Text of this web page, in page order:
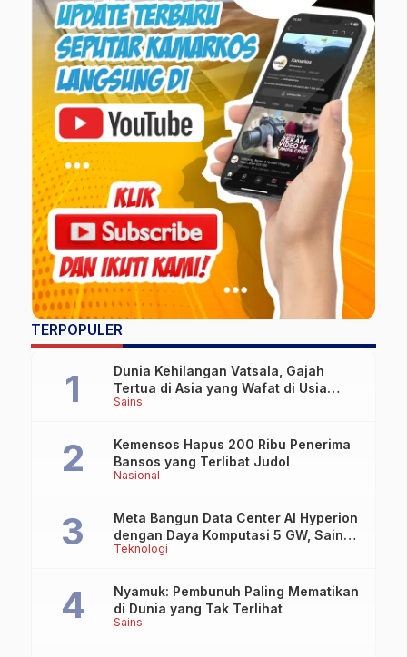
TERPOPULER
Sains
Dunia Kehilangan Vatsala, Gajah
Tertua di Asia yang Wafat di Usia
Lebih dari 100 Tahun
Nasional
Kemensos Hapus 200 Ribu Penerima
Bansos yang Terlibat Judol
Teknologi
Meta Bangun Data Center AI Hyperion
dengan Daya Komputasi 5 GW, Saingi
OpenAI dan Google
Sains
Nyamuk: Pembunuh Paling Mematikan
di Dunia yang Tak Terlihat